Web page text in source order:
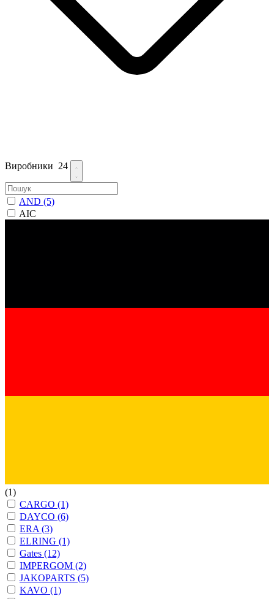
Виробники 24
AND (5)
AIC
(1)
CARGO (1)
DAYCO (6)
ERA(3)
ELRING (1)
Gates (12)
IMPERGOM (2)
JAKOPARTS (5)
KAVO (1)